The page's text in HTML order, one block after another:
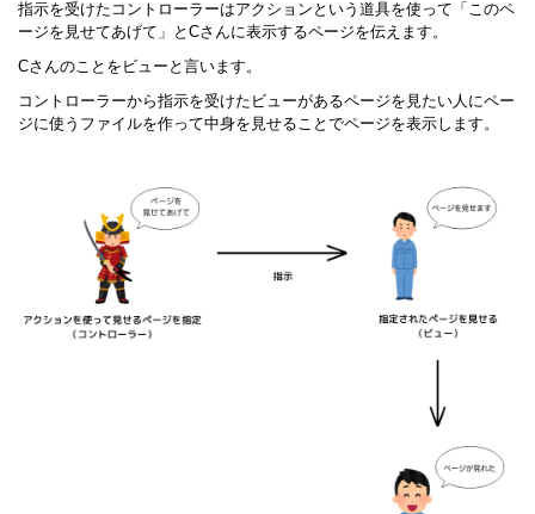
指示を受けたコントローラーはアクションという道具を使って「このペ
ージを見せてあげて」とCさんに表示するページを伝えます。
Cさんのことをビューと言います。
コントローラーから指示を受けたビューがあるページを見たい人にペー
ジに使うファイルを作って中身を見せることでページを表示します。